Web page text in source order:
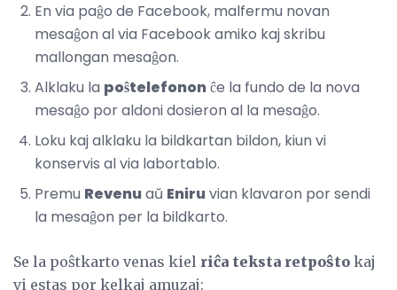
En via paĝo de Facebook, malfermu novan
mesaĝon al via Facebook amiko kaj skribu
mallongan mesaĝon.
Alklaku la poŝtelefononĉe la fundo de la nova
mesaĝo por aldoni dosieron al la mesaĝo.
Loku kaj alklaku la bildkartan bildon, kiun vi
konservis al via labortablo.
Premu Revenuaŭ Eniruvian klavaron por sendi
la mesaĝon per la bildkarto.
Se la poŝtkarto venas kiel riĉa teksta retpoŝto kaj
vi estas por kelkaj amuzaj: